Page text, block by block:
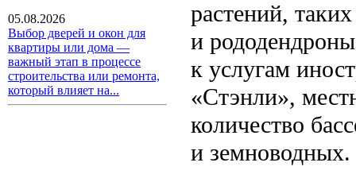
05.08.2026
Выбор дверей и окон для
квартиры или дома —
важный этап в процессе
строительства или ремонта,
который влияет на...
растений,
и
к услугам
«Стэнли»,
количество
и земноводных.